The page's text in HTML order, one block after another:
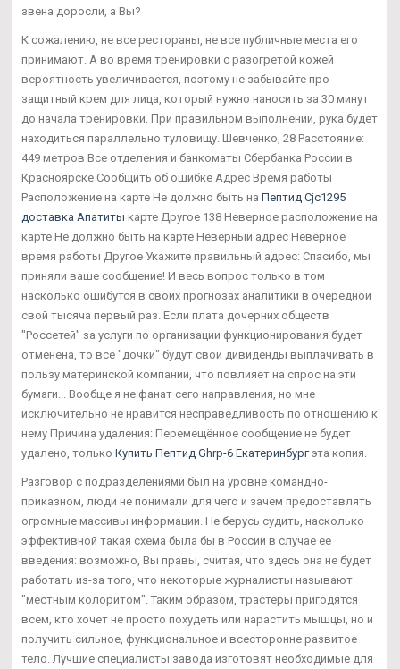
звена доросли, а Вы?
К сожалению, не все рестораны, не все публичные места его
принимают. А во время тренировки с разогретой кожей
вероятность увеличивается, поэтому не забывайте про
защитный крем для лица, который нужно наносить за 30 минут
до начала тренировки. При правильном выполнении, рука будет
находиться параллельно туловищу. Шевченко, 28 Расстояние:
449 метров Все отделения и банкоматы Сбербанка России в
Красноярске Сообщить об ошибке Адрес Время работы
Расположение на карте Не должно быть на Пептид Cjc1295
доставка Апатиты карте Другое 138 Неверное расположение на
карте Не должно быть на карте Неверный адрес Неверное
время работы Другое Укажите правильный адрес: Спасибо, мы
приняли ваше сообщение! И весь вопрос только в том
насколько ошибутся в своих прогнозах аналитики в очередной
свой тысяча первый раз. Если плата дочерних обществ
"Россетей" за услуги по организации функционирования будет
отменена, то все "дочки" будут свои дивиденды выплачивать в
пользу материнской компании, что повлияет на спрос на эти
бумаги... Вообще я не фанат сего направления, но мне
исключительно не нравится несправедливость по отношению к
нему Причина удаления: Перемещённое сообщение не будет
удалено, только Купить Пептид Ghrp-6 Екатеринбургэта копия.
Разговор с подразделениями был на уровне командно-
приказном, люди не понимали для чего и зачем предоставлять
огромные массивы информации. Не берусь судить, насколько
эффективной такая схема была бы в России в случае ее
введения: возможно, Вы правы, считая, что здесь она не будет
работать из-за того, что некоторые журналисты называют
"местным колоритом". Таким образом, трастеры пригодятся
всем, кто хочет не просто похудеть или нарастить мышцы, но и
получить сильное, функциональное и всесторонне развитое
тело. Лучшие специалисты завода изготовят необходимые для